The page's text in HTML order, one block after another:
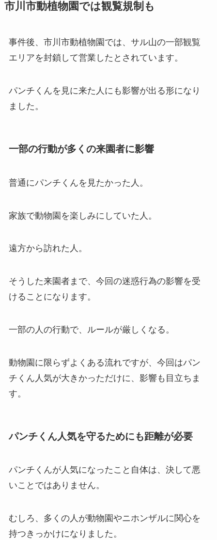
市川市動植物園では観覧規制も
事件後、市川市動植物園では、サル山の一部観覧
エリアを封鎖して営業したとされています。
パンチくんを見に来た人にも影響が出る形になり
ました。
一部の行動が多くの来園者に影響
普通にパンチくんを見たかった人。
家族で動物園を楽しみにしていた人。
遠方から訪れた人。
そうした来園者まで、今回の迷惑行為の影響を受
けることになります。
一部の人の行動で、ルールが厳しくなる。
動物園に限らずよくある流れですが、今回はパン
チくん人気が大きかっただけに、影響も目立ちま
す。
パンチくん人気を守るためにも距離が必要
パンチくんが人気になったこと自体は、決して悪
いことではありません。
むしろ、多くの人が動物園やニホンザルに関心を
持つきっかけになりました。